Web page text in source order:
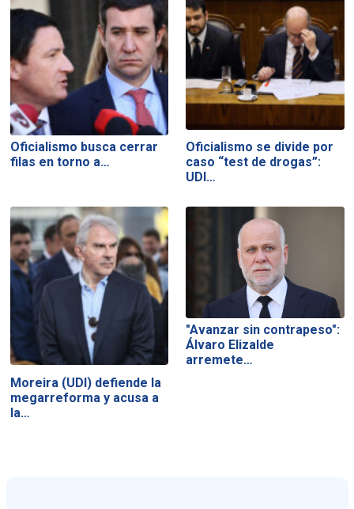
Oficialismo busca cerrar
filas en torno a…
Oficialismo se divide por
caso “test de drogas”:
UDI…
Moreira (UDI) defiende la
megarreforma y acusa a
la…
"Avanzar sin contrapeso":
Álvaro Elizalde
arremete…